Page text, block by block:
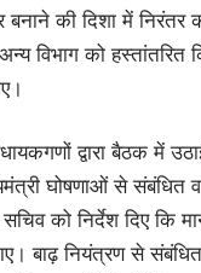
की दिशा में निरंतर
अन्य विभाग को
द्वारा बैठक में
घोषणाओं से संबंधित
को निर्देश दिए कि
बाढ़ नियंत्रण से